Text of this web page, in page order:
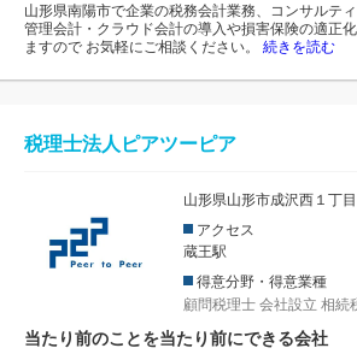
山形県南陽市で企業の税務会計業務、コンサルテ
管理会計・クラウド会計の導入や損害保険の適正
ますので お気軽にご相談ください。 続きを読む
税理士法人ピアツーピア
山形県山形市成沢西１丁
アクセス
蔵王駅
得意分野・得意業種
顧問税理士 会社設立 相続
当たり前のことを当たり前にできる会社